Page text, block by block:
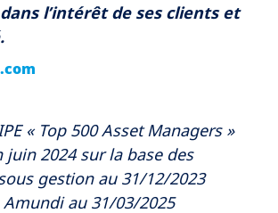
l’intérêt de ses clients et
« Top 500 Asset Managers »
juin 2024 sur la base des
gestion au 31/12/2023
Amundi au 31/03/2025